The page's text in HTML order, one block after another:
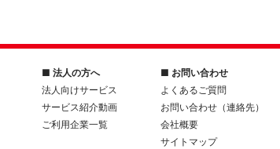
■ 法人の方へ
法人向けサービス
サービス紹介動画
ご利用企業一覧
■ お問い合わせ
よくあるご質問
お問い合わせ（連絡先）
会社概要
サイトマップ